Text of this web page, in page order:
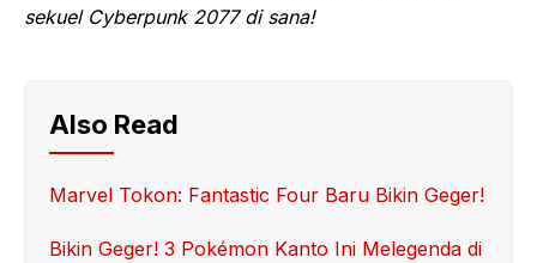
sekuel Cyberpunk 2077 di sana!
Also Read
Marvel Tokon: Fantastic Four Baru Bikin Geger!
Bikin Geger! 3 Pokémon Kanto Ini Melegenda di